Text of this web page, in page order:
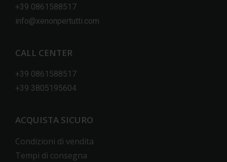
+39 0861588517
info@xenonpertutti.com
CALL CENTER
+39 0861588517
+39 3805195604
ACQUISTA SICURO
Condizioni di vendita
Tempi di consegna